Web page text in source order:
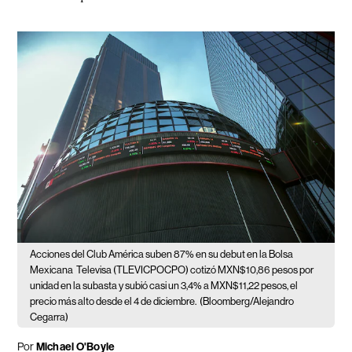
Acciones del Club América suben 87% en su debut en la Bolsa
Mexicana Televisa (TLEVICPOCPO) cotizó MXN$10,86 pesos por
unidad en la subasta y subió casi un 3,4% a MXN$11,22 pesos, el
precio más alto desde el 4 de diciembre. (Bloomberg/Alejandro
Cegarra)
PorMichael O'Boyle